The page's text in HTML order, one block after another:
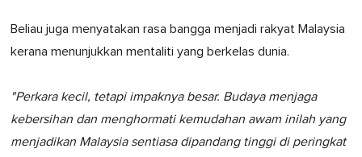
Beliau juga menyatakan rasa bangga menjadi rakyat Malaysia
kerana menunjukkan mentaliti yang berkelas dunia.
"Perkara kecil, tetapi impaknya besar. Budaya menjaga
kebersihan dan menghormati kemudahan awam inilah yang
menjadikan Malaysia sentiasa dipandang tinggi di peringkat